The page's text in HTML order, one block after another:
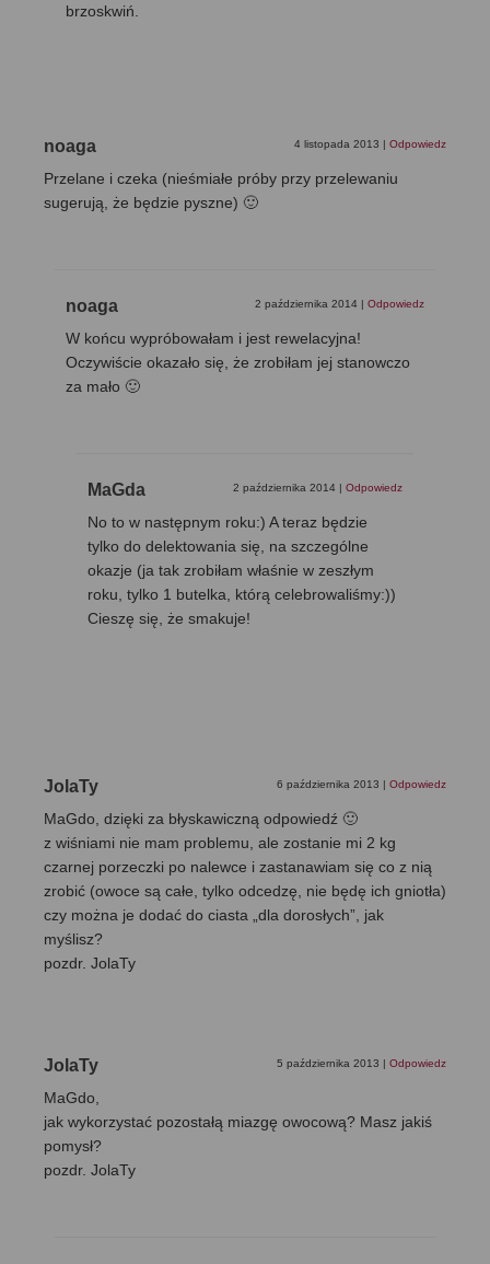
brzoskwiń.
noaga 4 listopada 2013 | Odpowiedz
Przelane i czeka (nieśmiałe próby przy przelewaniu
sugerują, że będzie pyszne) 🙂
noaga 2 października 2014 | Odpowiedz
W końcu wypróbowałam i jest rewelacyjna!
Oczywiście okazało się, że zrobiłam jej stanowczo
za mało 🙂
MaGda 2 października 2014 | Odpowiedz
No to w następnym roku:) A teraz będzie
tylko do delektowania się, na szczególne
okazje (ja tak zrobiłam właśnie w zeszłym
roku, tylko 1 butelka, którą celebrowaliśmy:))
Cieszę się, że smakuje!
JolaTy 6 października 2013 | Odpowiedz
MaGdo, dzięki za błyskawiczną odpowiedź 🙂
z wiśniami nie mam problemu, ale zostanie mi 2 kg
czarnej porzeczki po nalewce i zastanawiam się co z nią
zrobić (owoce są całe, tylko odcedzę, nie będę ich gniotła)
czy można je dodać do ciasta „dla dorosłych”, jak
myślisz?
pozdr. JolaTy
JolaTy 5 października 2013 | Odpowiedz
MaGdo,
jak wykorzystać pozostałą miazgę owocową? Masz jakiś
pomysł?
pozdr. JolaTy